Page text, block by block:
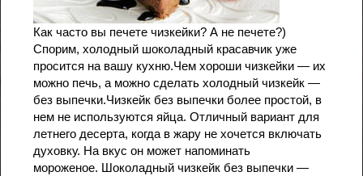
Как часто вы печете чизкейки? А не печете?)
Спорим, холодный шоколадный красавчик уже
просится на вашу кухню.Чем хороши чизкейки — их
можно печь, а можно сделать холодный чизкейк —
без выпечки.Чизкейк без выпечки более простой, в
нем не используются яйца. Отличный вариант для
летнего десерта, когда в жару не хочется включать
духовку. На вкус он может напоминать
мороженое. Шоколадный чизкейк без выпечки —